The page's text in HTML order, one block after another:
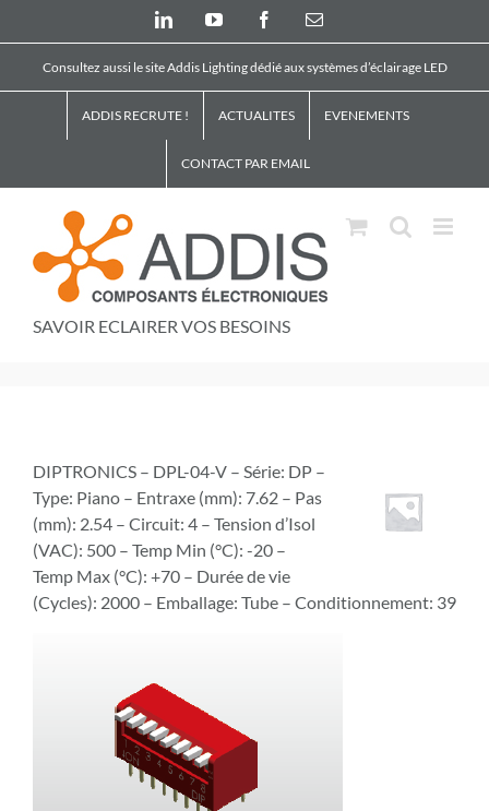
LinkedInYouTube FacebookEmail
Consultez aussi le site Addis Lighting dédié aux systèmes d’éclairage LED
ADDIS RECRUTE ! ACTUALITES EVENEMENTS
CONTACT PAR EMAIL
SAVOIR ECLAIRER VOS BESOINS
DIPTRONICS – DPL-04-V – Série: DP –
Type: Piano – Entraxe (mm): 7.62 – Pas
(mm): 2.54 – Circuit: 4 – Tension d’Isol
(VAC): 500 – Temp Min (°C): -20 –
Temp Max (°C): +70 – Durée de vie
(Cycles): 2000 – Emballage: Tube – Conditionnement: 39